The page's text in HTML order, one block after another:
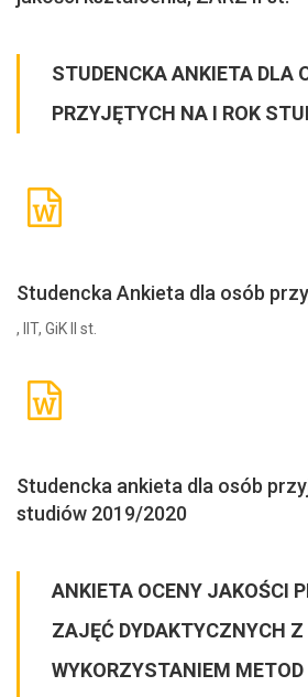
STUDENCKA ANKIETA DLA
PRZYJĘTYCH NA I ROK
Studencka Ankieta dla osób
, IIT, GiK II st.
Studencka ankieta dla osób
studiów 2019/2020
ANKIETA OCENY JAKOŚCI
ZAJĘĆ DYDAKTYCZNYCH Z
WYKORZYSTANIEM